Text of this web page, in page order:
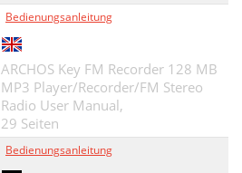
Bedienungsanleitung
ARCHOS Key FM Recorder 128 MB
MP3 Player/Recorder/FM Stereo
Radio User Manual,
29 Seiten
Bedienungsanleitung